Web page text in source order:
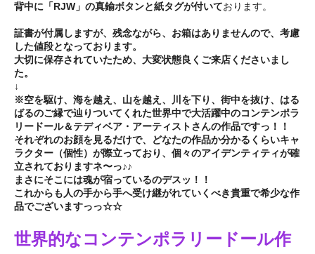
背中に「RJW」の真鍮ボタンと紙タグが付いております。
証書が付属しますが、残念ながら、お箱はありませんので、考慮
した値段となっております。
大切に保存されていたため、大変状態良くご来店くださいまし
た。
↓
※空を駆け、海を越え、山を越え、川を下り、街中を抜け、はる
ばるのご縁で辿りついてくれた世界中で大活躍中のコンテンポラ
リードール＆テディベア・アーティストさんの作品ですっ！！
それぞれのお顔を見るだけで、どなたの作品か分かるくらいキャ
ラクター（個性）が際立っており、個々のアイデンティティが確
立されておりますネ〜っ♪♪
まさにそこには魂が宿っているのデスッ！！
これからも人の手から手へ受け継がれていくべき貴重で希少な作
品でございますっっ☆☆
世界的なコンテンポラリードール作